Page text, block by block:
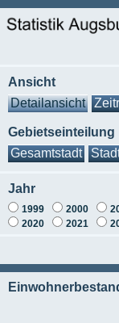
Ansicht
Detailansicht
Gebietseinteilung
Gesamtstadt
Jahr
1999 2000
2020
2021